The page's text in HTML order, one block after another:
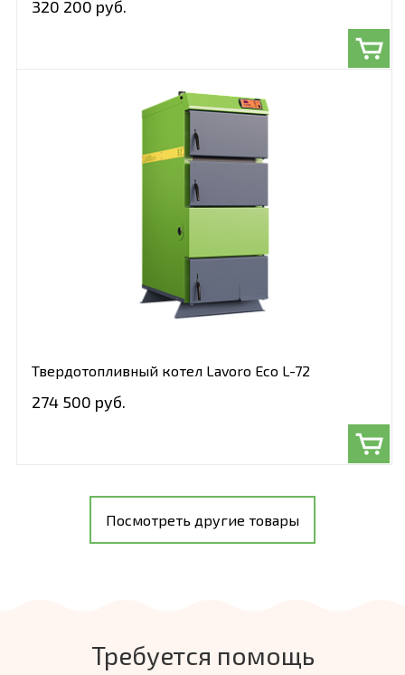
320 200 руб.
Твердотопливный котел Lavoro Eco L-72
274 500 руб.
Посмотреть другие товары
Требуется помощь